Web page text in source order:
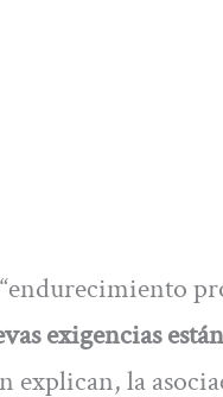
exigencias
explican, la